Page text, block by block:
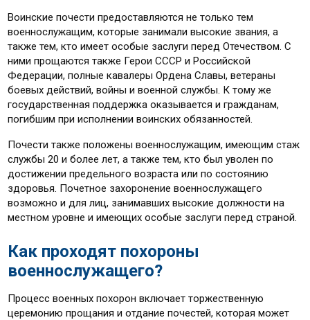
Воинские почести предоставляются не только тем
военнослужащим, которые занимали высокие звания, а
также тем, кто имеет особые заслуги перед Отечеством. С
ними прощаются также Герои СССР и Российской
Федерации, полные кавалеры Ордена Славы, ветераны
боевых действий, войны и военной службы. К тому же
государственная поддержка оказывается и гражданам,
погибшим при исполнении воинских обязанностей.
Почести также положены военнослужащим, имеющим стаж
службы 20 и более лет, а также тем, кто был уволен по
достижении предельного возраста или по состоянию
здоровья. Почетное захоронение военнослужащего
возможно и для лиц, занимавших высокие должности на
местном уровне и имеющих особые заслуги перед страной.
Как проходят похороны
военнослужащего?
Процесс военных похорон включает торжественную
церемонию прощания и отдание почестей, которая может